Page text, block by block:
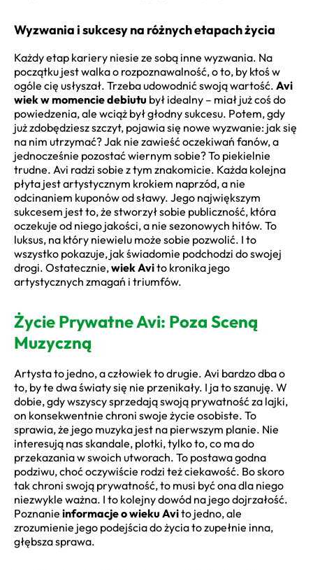
Wyzwania i sukcesy na różnych etapach życia
Każdy etap kariery niesie ze sobą inne wyzwania. Na
początku jest walka o rozpoznawalność, o to, by ktoś w
ogóle cię usłyszał. Trzeba udowodnić swoją wartość. Avi
wiek w momencie debiutu był idealny – miał już coś do
powiedzenia, ale wciąż był głodny sukcesu. Potem, gdy
już zdobędziesz szczyt, pojawia się nowe wyzwanie: jak się
na nim utrzymać? Jak nie zawieść oczekiwań fanów, a
jednocześnie pozostać wiernym sobie? To piekielnie
trudne. Avi radzi sobie z tym znakomicie. Każda kolejna
płyta jest artystycznym krokiem naprzód, a nie
odcinaniem kuponów od sławy. Jego największym
sukcesem jest to, że stworzył sobie publiczność, która
oczekuje od niego jakości, a nie sezonowych hitów. To
luksus, na który niewielu może sobie pozwolić. I to
wszystko pokazuje, jak świadomie podchodzi do swojej
drogi. Ostatecznie,wiek Avito kronika jego
artystycznych zmagań i triumfów.
Życie Prywatne Avi: Poza Sceną
Muzyczną
Artysta to jedno, a człowiek to drugie. Avi bardzo dba o
to, by te dwa światy się nie przenikały. I ja to szanuję. W
dobie, gdy wszyscy sprzedają swoją prywatność za lajki,
on konsekwentnie chroni swoje życie osobiste. To
sprawia, że jego muzyka jest na pierwszym planie. Nie
interesują nas skandale, plotki, tylko to, co ma do
przekazania w swoich utworach. To postawa godna
podziwu, choć oczywiście rodzi też ciekawość. Bo skoro
tak chroni swoją prywatność, to musi być ona dla niego
niezwykle ważna. I to kolejny dowód na jego dojrzałość.
Poznanie informacje o wieku Avito jedno, ale
zrozumienie jego podejścia do życia to zupełnie inna,
głębsza sprawa.